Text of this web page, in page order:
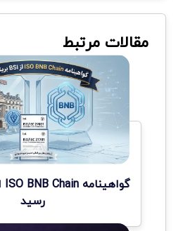
مقالات مرتبط
رسید